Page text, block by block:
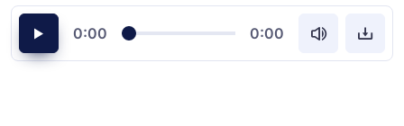
0:00 0:00